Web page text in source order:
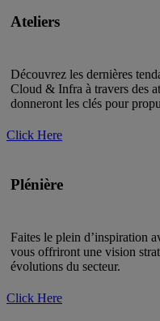
Ateliers
Découvrez les dernières
Cloud & Infra à travers des
donneront les clés pour
Click Here
Plénière
Faites le plein d’inspiration
vous offriront une vision
évolutions du secteur.
Click Here